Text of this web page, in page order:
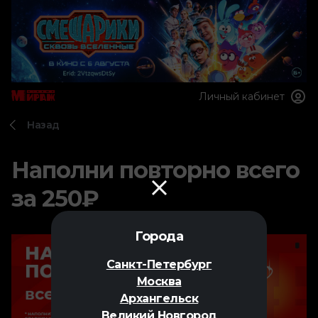
Города
Санкт-Петербург
Москва
Архангельск
Личный кабинет
Назад
Наполни повторно всего
за 250₽